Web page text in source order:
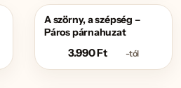
A szörny, a szépség –
Páros párnahuzat
3.990Ft -tól